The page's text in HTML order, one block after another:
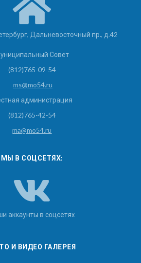
Дальневосточный пр., д.42
Совет
(812)765-09-54
ms@mo54.ru
администрация
(812)765-42-54
ma@mo54.ru
МЫ В СОЦСЕТЯХ:
аккаунты в соцсетях
И ВИДЕО ГАЛЕРЕЯ